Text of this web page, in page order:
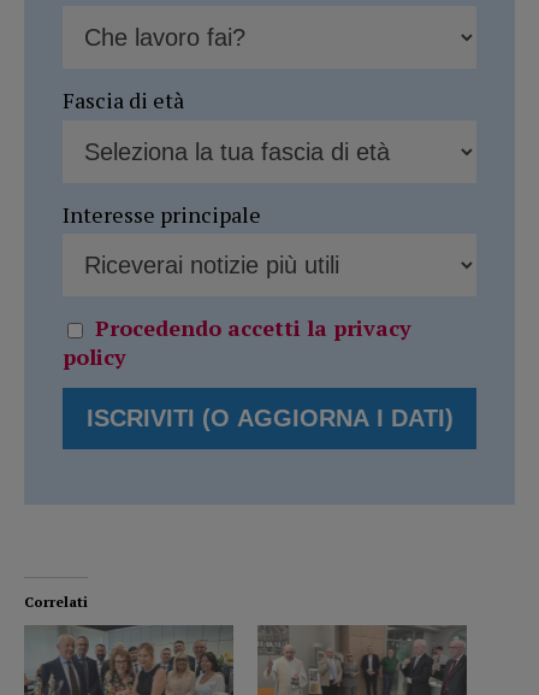
Fascia di età
Interesse principale
Procedendo accetti la privacy
policy
Correlati